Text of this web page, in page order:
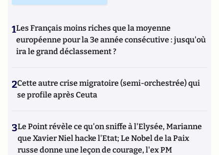
1Les Français moins riches que la moyenne
européenne pour la 3e année consécutive : jusqu'où
ira le grand déclassement ?
2Cette autre crise migratoire (semi-orchestrée) qui
se profile après Ceuta
3Le Point révèle ce qu'on sniffe à l'Elysée, Marianne
que Xavier Niel hacke l'Etat; Le Nobel de la Paix
russe donne une leçon de courage, l'ex PM